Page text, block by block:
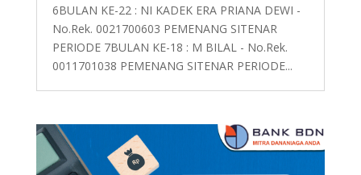
6BULAN KE-22 : NI KADEK ERA PRIANA DEWI -
No.Rek. 0021700603 PEMENANG SITENAR
PERIODE 7BULAN KE-18 : M BILAL - No.Rek.
0011701038 PEMENANG SITENAR PERIODE...